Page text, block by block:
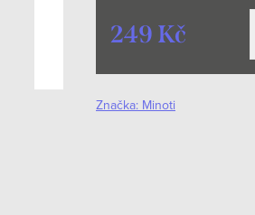
249 Kč
cena:
Značka: Minoti